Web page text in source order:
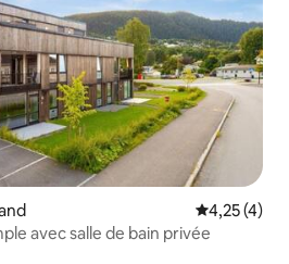
Note
4,25 (4)
avec salle de bain privée